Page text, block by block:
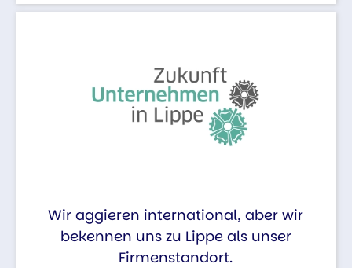
Wir aggieren international, aber wir
bekennen uns zu Lippe als unser
Firmenstandort.